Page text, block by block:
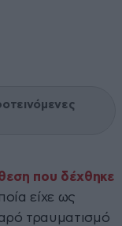
που δέχθηκε
είχε ως
τραυματισμό